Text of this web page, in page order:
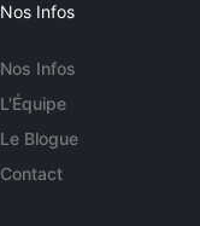
Nos Infos
Nos Infos
L'Équipe
Le Blogue
Contact